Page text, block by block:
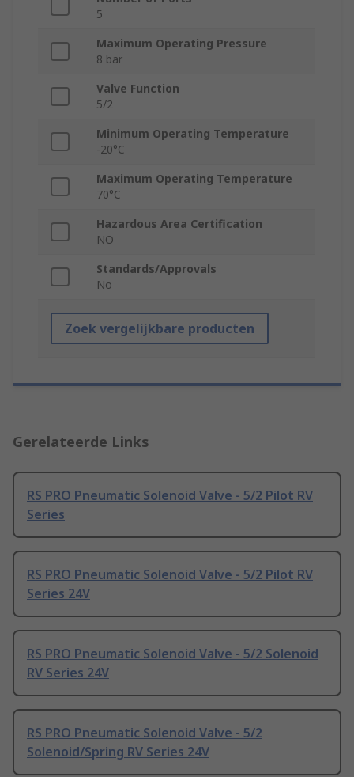
5
Maximum Operating Pressure
8 bar
Valve Function
5/2
Minimum Operating Temperature
-20°C
Maximum Operating Temperature
70°C
Hazardous Area Certification
NO
Standards/Approvals
No
Zoek vergelijkbare producten
Gerelateerde Links
RS PRO Pneumatic Solenoid Valve - 5/2 Pilot RV
Series
RS PRO Pneumatic Solenoid Valve - 5/2 Pilot RV
Series 24V
RS PRO Pneumatic Solenoid Valve - 5/2 Solenoid
RV Series 24V
RS PRO Pneumatic Solenoid Valve - 5/2
Solenoid/Spring RV Series 24V